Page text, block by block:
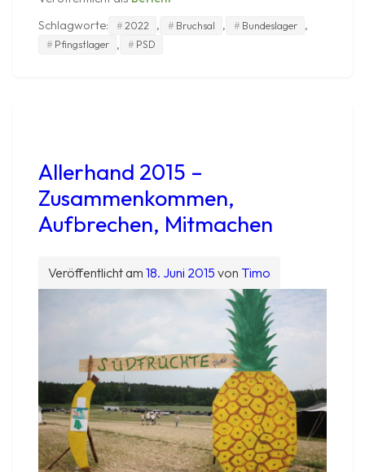
Schlagworte:
2022 , Bruchsal , Bundeslager ,
Pfingstlager , PSD
Allerhand 2015 –
Zusammenkommen,
Aufbrechen, Mitmachen
Veröffentlicht am 18. Juni 2015 von Timo